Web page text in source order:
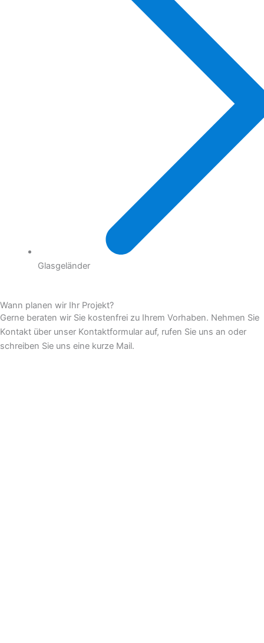
Glasgeländer
Wann planen wir Ihr Projekt?
Gerne beraten wir Sie kostenfrei zu Ihrem Vorhaben. Nehmen Sie
Kontakt über unser Kontaktformular auf, rufen Sie uns an oder
schreiben Sie uns eine kurze Mail.